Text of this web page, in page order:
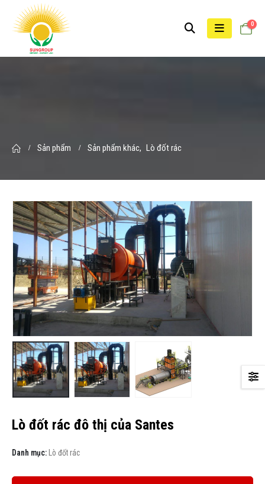
0
Sản phẩm Sản phẩm khác, Lò đốt rác
Lò đốt rác đô thị của Santes
Danh mục: Lò đốt rác